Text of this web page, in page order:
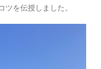
を伝授しました。